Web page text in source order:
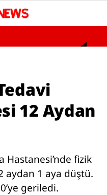
°
12 Aydan
Hastanesi’nde fizik
aydan 1 aya düştü.
geriledi.